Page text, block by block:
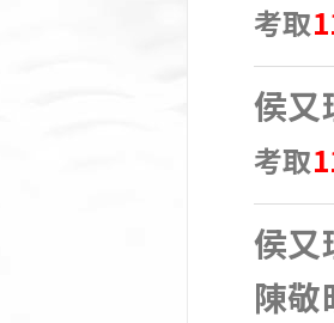
考取
侯
考取
侯
陳